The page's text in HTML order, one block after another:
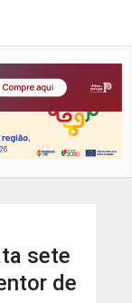
sete
de